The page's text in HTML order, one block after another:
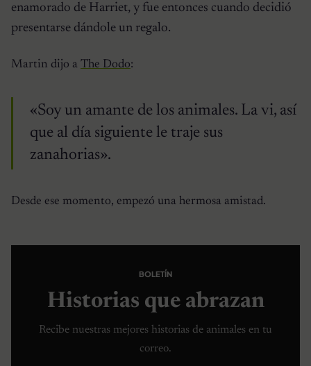
enamorado de Harriet, y fue entonces cuando decidió
presentarse dándole un regalo.
Martin dijo a The Dodo:
«Soy un amante de los animales. La vi, así
que al día siguiente le traje sus
zanahorias».
Desde ese momento, empezó una hermosa amistad.
BOLETÍN
Historias que abrazan
Recibe nuestras mejores historias de animales en tu
correo.